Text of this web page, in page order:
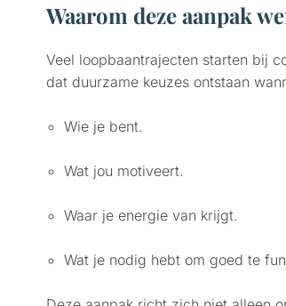
Waarom deze aanpak
Veel loopbaantrajecten starten bij
dat duurzame keuzes ontstaan
Wie je bent.
Wat jou motiveert.
Waar je energie van krijgt.
Wat je nodig hebt om goed te